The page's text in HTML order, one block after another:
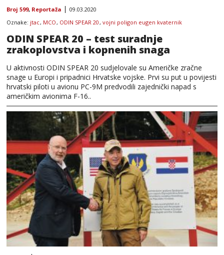
Broj 599, Reportaža
09.03.2020
Oznake: jtac, MCO , ODIN SPEAR 20 , vojni poligon eugen kvaternik
ODIN SPEAR 20 – test suradnje
zrakoplovstva i kopnenih snaga
U aktivnosti ODIN SPEAR 20 sudjelovale su Američke zračne
snage u Europi i pripadnici Hrvatske vojske. Prvi su put u povijesti
hrvatski piloti u avionu PC-9M predvodili zajednički napad s
američkim avionima F-16..